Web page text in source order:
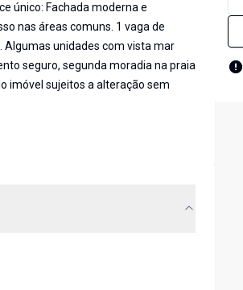
único: Fachada moderna e
nas áreas comuns. 1 vaga de
unidades com vista mar
seguro, segunda moradia na praia
imóvel sujeitos a alteração sem